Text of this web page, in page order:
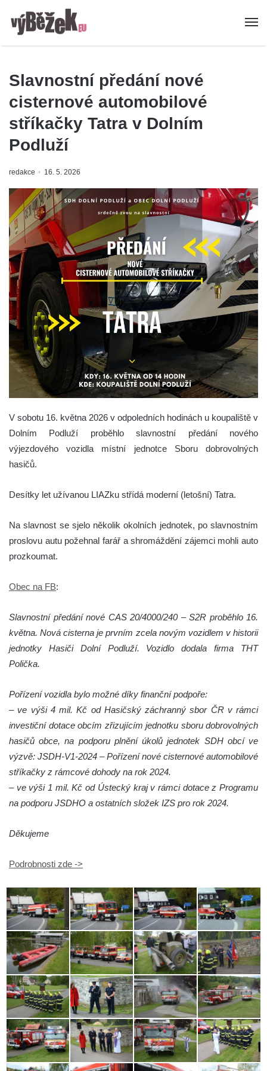
Slavnostní předání nové
cisternové automobilové
stříkačky Tatra v Dolním
Podluží
redakce 16. 5. 2026
V sobotu 16. května 2026 v odpoledních hodinách u koupaliště v
Dolním Podluží proběhlo slavnostní předání nového
výjezdového vozidla místní jednotce Sboru dobrovolných
hasičů.
Desítky let užívanou LIAZku střídá moderní (letošní) Tatra.
Na slavnost se sjelo několik okolních jednotek, po slavnostním
proslovu autu požehnal farář a shromáždění zájemci mohli auto
prozkoumat.
Obec na FB:
Slavnostní předání nové CAS 20/4000/240 – S2R proběhlo 16.
května. Nová cisterna je prvním zcela novým vozidlem v historii
jednotky Hasiči Dolní Podluží. Vozidlo dodala firma THT
Polička.
Pořízení vozidla bylo možné díky finanční podpoře:
– ve výši 4 mil. Kč od Hasičský záchranný sbor ČR v rámci
investiční dotace obcím zřizujícím jednotku sboru dobrovolných
hasičů obce, na podporu plnění úkolů jednotek SDH obcí ve
výzvě: JSDH-V1-2024 – Pořízení nové cisternové automobilové
stříkačky z rámcové dohody na rok 2024.
– ve výši 1 mil. Kč od Ústecký kraj v rámci dotace z Programu
na podporu JSDHO a ostatních složek IZS pro rok 2024.
Děkujeme
Podrobnosti zde ->